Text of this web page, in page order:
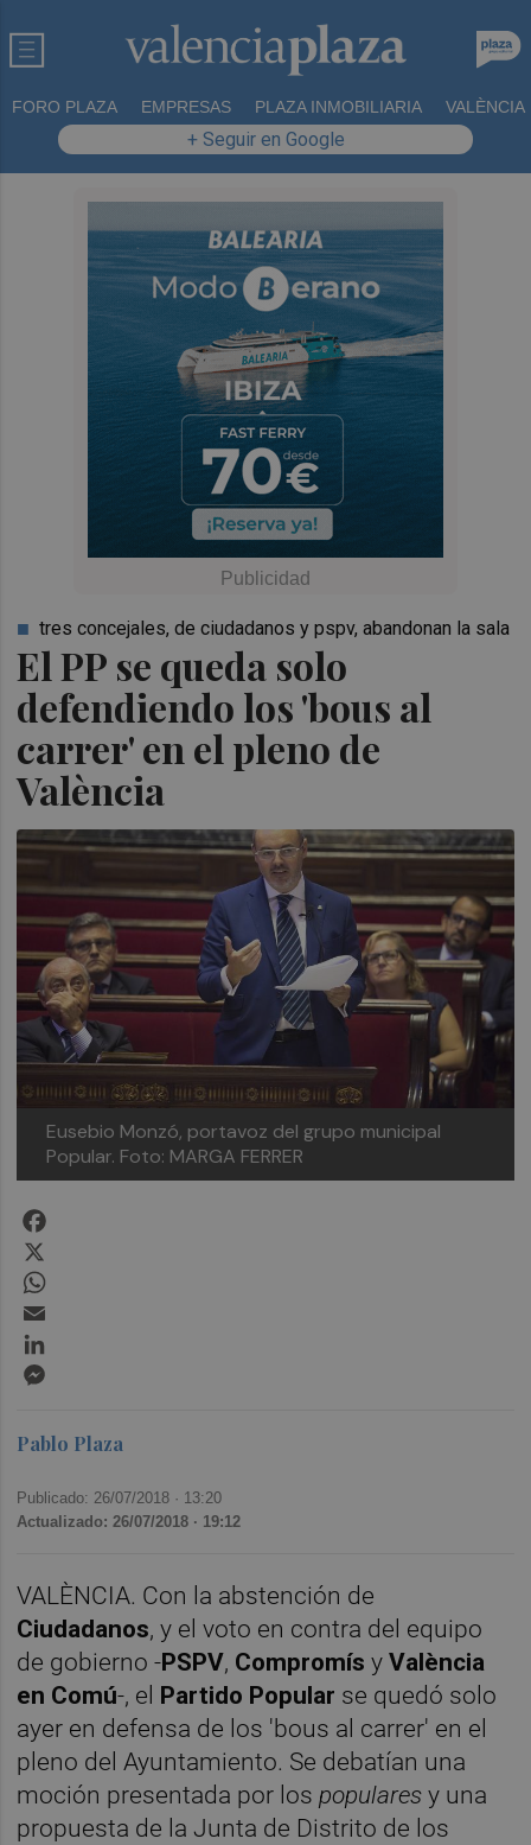
FORO PLAZA EMPRESAS PLAZA INMOBILIARIA VALÈNCIA
+ Seguir en Google
El PP se queda solo
defendiendo los 'bous al
carrer' en el pleno de
València
tres concejales, de ciudadanos y pspv, abandonan la sala
Eusebio Monzó, portavoz del grupo municipal
Popular. Foto: MARGA FERRER
Pablo Plaza
Publicado: 26/07/2018 · 13:20
Actualizado: 26/07/2018 · 19:12
VALÈNCIA. Con la abstención de
Ciudadanos, y el voto en contra del equipo
de gobierno -PSPV, CompromísyValència
en Comú-, el Partido Popular se quedó solo
ayer en defensa de los 'bous al carrer' en el
pleno del Ayuntamiento. Se debatían una
moción presentada por lospopularesy una
propuesta de la Junta de Distrito de los